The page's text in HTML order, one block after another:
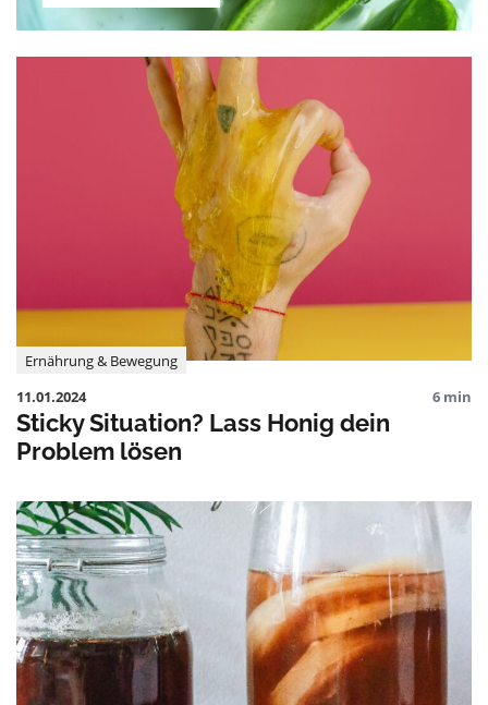
Ernährung & Bewegung
11.01.2024
6 min
Sticky Situation? Lass Honig dein
Problem lösen